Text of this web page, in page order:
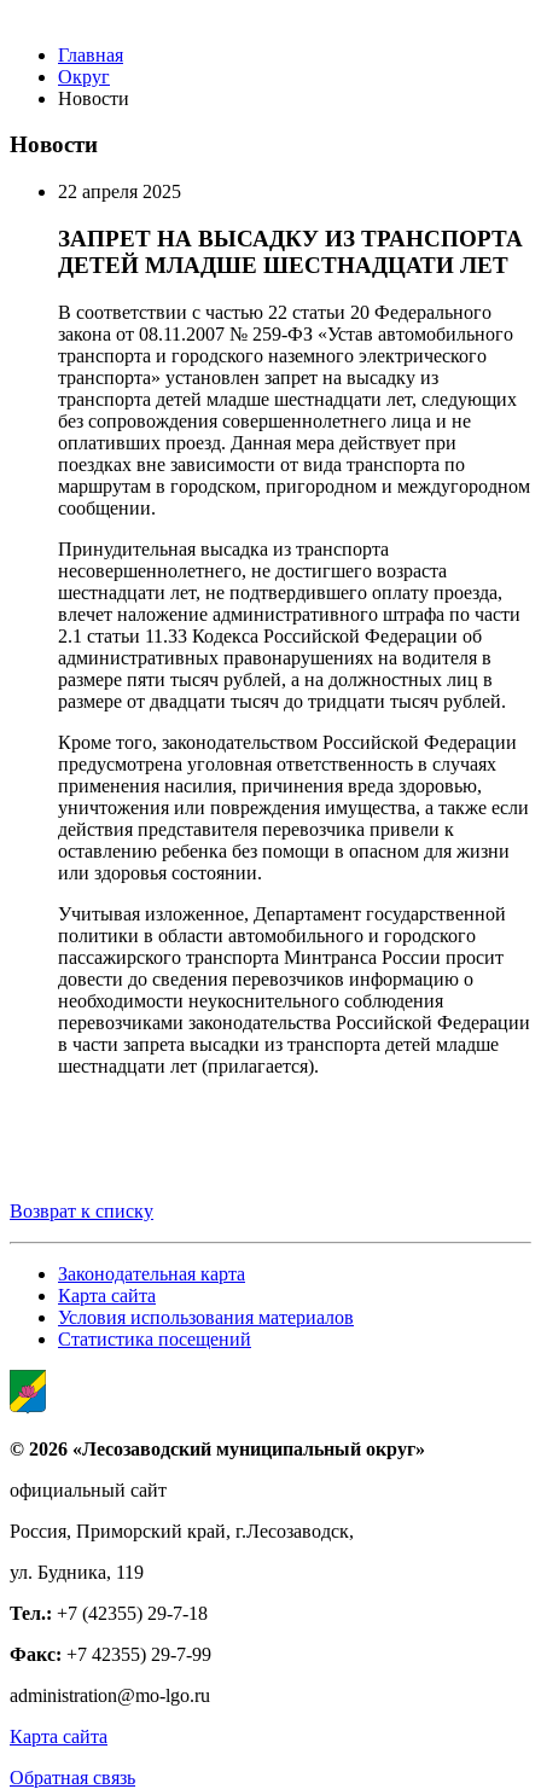
Главная
Округ
Новости
Новости
22 апреля 2025
ЗАПРЕТ НА ВЫСАДКУ ИЗ ТРАНСПОРТА
ДЕТЕЙ МЛАДШЕ ШЕСТНАДЦАТИ ЛЕТ
В соответствии с частью 22 статьи 20 Федерального
закона от 08.11.2007 № 259-ФЗ «Устав автомобильного
транспорта и городского наземного электрического
транспорта» установлен запрет на высадку из
транспорта детей младше шестнадцати лет, следующих
без сопровождения совершеннолетнего лица и не
оплативших проезд. Данная мера действует при
поездках вне зависимости от вида транспорта по
маршрутам в городском, пригородном и междугородном
сообщении.
Принудительная высадка из транспорта
несовершеннолетнего, не достигшего возраста
шестнадцати лет, не подтвердившего оплату проезда,
влечет наложение административного штрафа по части
2.1 статьи 11.33 Кодекса Российской Федерации об
административных правонарушениях на водителя в
размере пяти тысяч рублей, а на должностных лиц в
размере от двадцати тысяч до тридцати тысяч рублей.
Кроме того, законодательством Российской Федерации
предусмотрена уголовная ответственность в случаях
применения насилия, причинения вреда здоровью,
уничтожения или повреждения имущества, а также если
действия представителя перевозчика привели к
оставлению ребенка без помощи в опасном для жизни
или здоровья состоянии.
Учитывая изложенное, Департамент государственной
политики в области автомобильного и городского
пассажирского транспорта Минтранса России просит
довести до сведения перевозчиков информацию о
необходимости неукоснительного соблюдения
перевозчиками законодательства Российской Федерации
в части запрета высадки из транспорта детей младше
шестнадцати лет (прилагается).
Возврат к списку
Законодательная карта
Карта сайта
Условия использования материалов
Статистика посещений
© 2026 «Лесозаводский муниципальный округ»
официальный сайт
Россия, Приморский край, г.Лесозаводск,
ул. Будника, 119
Тел.: +7 (42355) 29-7-18
Факс: +7 42355) 29-7-99
administration@mo-lgo.ru
Карта сайта
Обратная связь